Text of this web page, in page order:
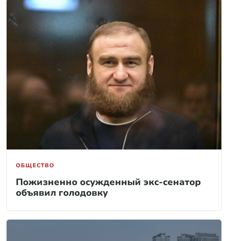
ОБЩЕСТВО
Пожизненно осужденный экс-сенатор
объявил голодовку